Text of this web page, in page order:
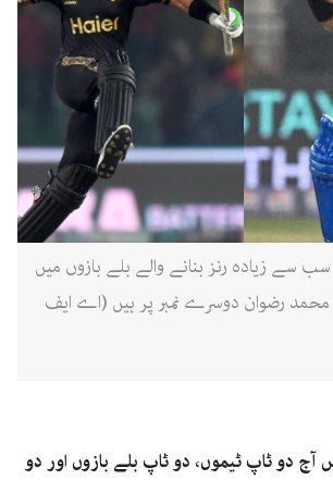
سے زیادہ رنز بنانے والے بلے بازوں میں
محمد رضوان دوسرے نمبر پر ہیں (اے ایف
آج دو ٹاپ ٹیموں، دو ٹاپ بلے بازوں اور دو